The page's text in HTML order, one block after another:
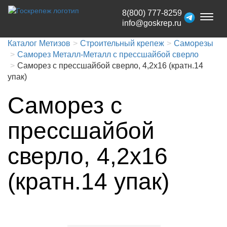
Toggle
8(800) 777-8259
info@goskrep.ru
Каталог Метизов Строительный крепеж
Саморезы
Саморез Металл-Металл с прессшайбой сверло
Саморез с прессшайбой сверло, 4,2x16 (кратн.14
упак)
Саморез с
прессшайбой
сверло, 4,2x16
(кратн.14 упак)